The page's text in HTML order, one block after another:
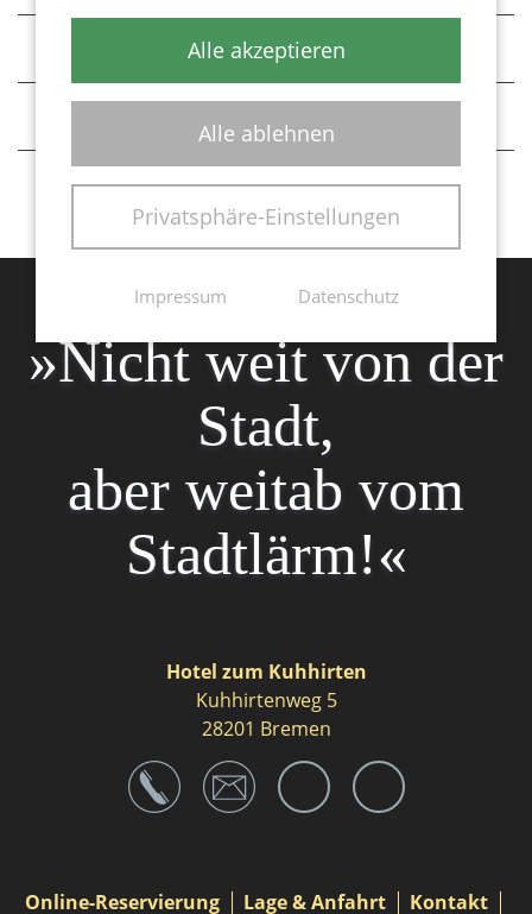
»Nicht weit von der
Stadt,
aber weitab vom
Stadtlärm!«
Hotel zum Kuhhirten
Kuhhirtenweg 5
28201 Bremen
Navigation
Online-Reservierung Lage & Anfahrt
Kontakt
Alle akzeptieren
Alle ablehnen
Privatsphäre-Einstellungen
Impressum Datenschutz